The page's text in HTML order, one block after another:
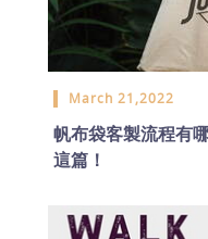
March 21,2022
帆布袋客製流程有
這篇！